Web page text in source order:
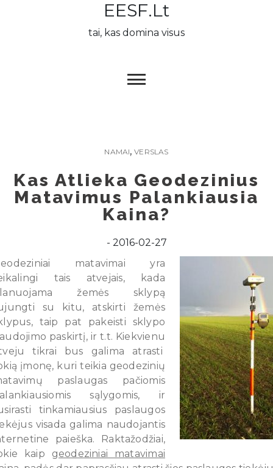
EESF.lt
tai, kas domina visus
NAMAI,VERSLAS
Kas Atlieka Geodezinius
Matavimus Palankiausia
Kaina?
2016-02-27
matavimai yra
tais atvejais, kada
žemės sklypą
su kitu, atskirti žemės
taip pat pakeisti sklypo
paskirtį, ir t.t. Kiekvienu
tikrai bus galima atrasti
įmonę, kuri teikia geodezinių
paslaugas pačiomis
sąlygomis, ir
tinkamiausius paslaugos
visada galima naudojantis
paieška. Raktažodžiai,
kaip geodeziniai matavimai